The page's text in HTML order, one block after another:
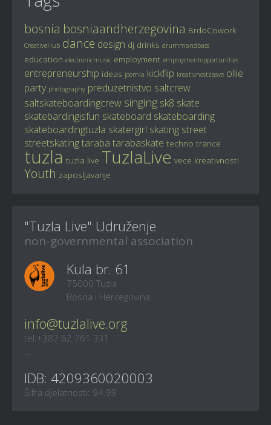
bosnia bosniaandherzegovina BrdoCowork
CreativeHub dance design dj drinks drummandbass
education electronicmusic employment employmentopportunities
entrepreneurship ideas joomla kickflip kreativnostzasve ollie
party photography preduzetnistvo saltcrew
saltskateboardingcrew singing sk8 skate
skatebardingisfun skateboard skateboarding
skateboardingtuzla skatergirl skating street
streetskatingtaraba tarabaskate techno trance
tuzla tuzla live TuzlaLive vece kreativnosti
Youth zaposljavanje
"Tuzla Live" Udruženje
non-governmental association
Kula br. 61
75000 Tuzla
Bosna i Hercegovina
info@tuzlalive.org
tel:+387 62 761 331
IDB: 4209360020003
Šifra djelatnosti: 94.99